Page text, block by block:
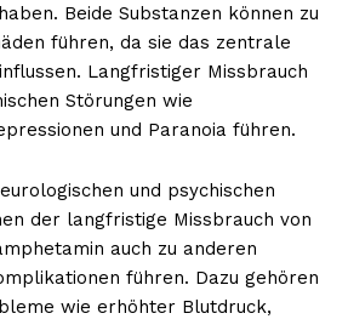
Beide Substanzen können zu
führen, da sie das zentrale
Langfristiger Missbrauch
Störungen wie
und Paranoia führen.
und psychischen
der langfristige Missbrauch von
auch zu anderen
führen. Dazu gehören
wie erhöhter Blutdruck,